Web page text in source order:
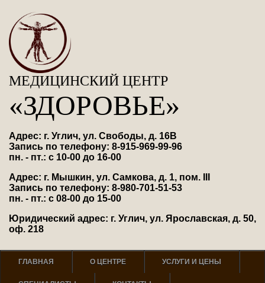
МЕДИЦИНСКИЙ ЦЕНТР
«ЗДОРОВЬЕ»
Адрес: г. Углич, ул. Свободы, д. 16В
Запись по телефону: 8-915-969-99-96
пн. - пт.: с 10-00 до 16-00
Адрес: г. Мышкин, ул. Самкова, д. 1, пом. III
Запись по телефону: 8-980-701-51-53
пн. - пт.: с 08-00 до 15-00
Юридический адрес: г. Углич, ул. Ярославская, д. 50,
оф. 218
ГЛАВНАЯ О ЦЕНТРЕ УСЛУГИ И ЦЕНЫ